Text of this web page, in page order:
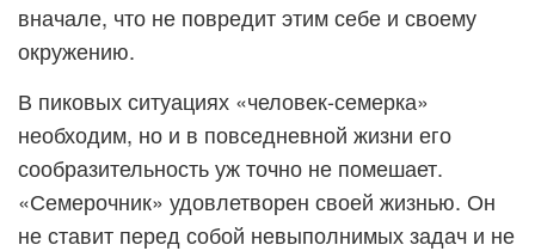
вначале, что не повредит этим себе и своему
окружению.
В пиковых ситуациях «человек-семерка»
необходим, но и в повседневной жизни его
сообразительность уж точно не помешает.
«Семерочник» удовлетворен своей жизнью. Он
не ставит перед собой невыполнимых задач и не